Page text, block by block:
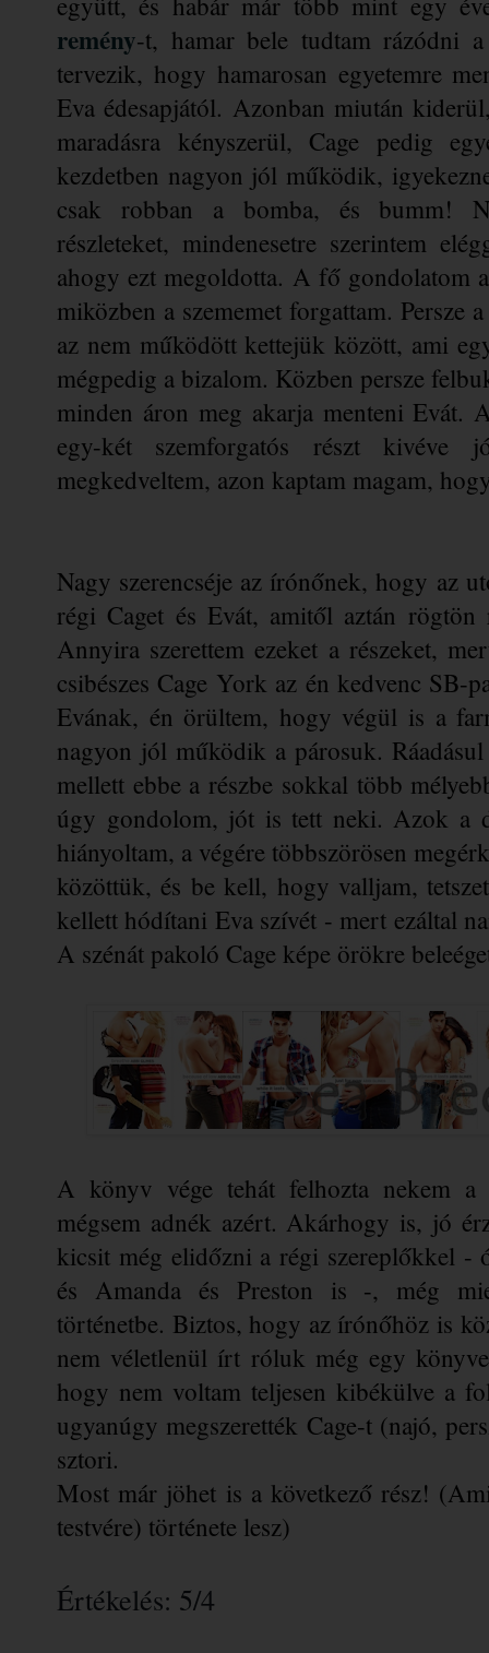
remény-t, hamar bele tudtam rázódni
tervezik, hogy hamarosan egyetemre
Eva édesapjától. Azonban miután
maradásra kényszerül, Cage pedig
kezdetben nagyon jól működik,
csak robban a bomba, és bumm!
részleteket, mindenesetre szerintem
ahogy ezt megoldotta. A fő gondolatom
miközben a szememet forgattam. Persze
az nem működött kettejük között, ami
mégpedig a bizalom. Közben persze
minden áron meg akarja menteni Evát.
egy-két szemforgatós részt kivéve
megkedveltem, azon kaptam magam,
Nagy szerencséje az írónőnek, hogy az
régi Caget és Evát, amitől aztán
Annyira szerettem ezeket a részeket,
csibészes Cage York az én kedvenc
Evának, én örültem, hogy végül is a
nagyon jól működik a párosuk.
mellett ebbe a részbe sokkal több
úgy gondolom, jót is tett neki. Azok a
hiányoltam, a végére többszörösen
közöttük, és be kell, hogy valljam,
kellett hódítani Eva szívét - mert ezáltal
A szénát pakoló Cage képe örökre
A könyv vége tehát felhozta nekem a
mégsem adnék azért. Akárhogy is, jó
kicsit még elidőzni a régi szereplőkkel
és Amanda és Preston is -, még
történetbe. Biztos, hogy az írónőhöz is
nem véletlenül írt róluk még egy
hogy nem voltam teljesen kibékülve a
ugyanúgy megszerették Cage-t (najó,
sztori.
Most már jöhet is a következő rész!
testvére) története lesz)
Értékelés: 5/4